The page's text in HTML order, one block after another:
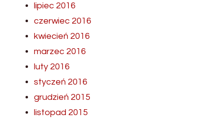
lipiec 2016
czerwiec 2016
kwiecień 2016
marzec 2016
luty 2016
styczeń 2016
grudzień 2015
listopad 2015